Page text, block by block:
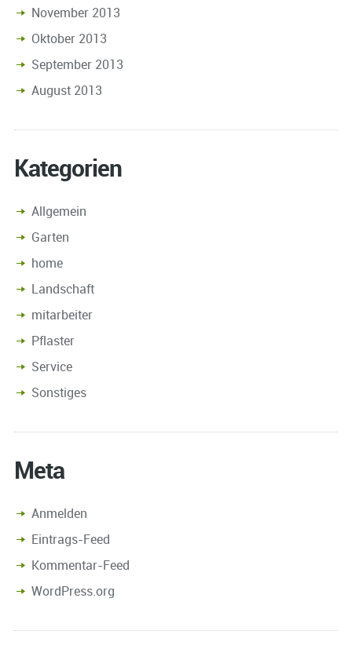
November 2013
Oktober 2013
September 2013
August 2013
Kategorien
Allgemein
Garten
home
Landschaft
mitarbeiter
Pflaster
Service
Sonstiges
Meta
Anmelden
Eintrags-Feed
Kommentar-Feed
WordPress.org